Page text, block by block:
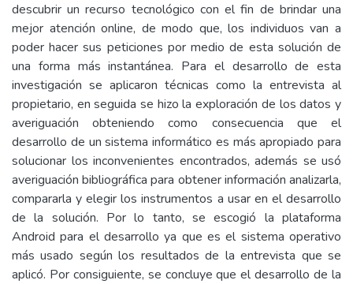
descubrir un recurso tecnológico con el fin de brindar una
mejor atención online, de modo que, los individuos van a
poder hacer sus peticiones por medio de esta solución de
una forma más instantánea. Para el desarrollo de esta
investigación se aplicaron técnicas como la entrevista al
propietario, en seguida se hizo la exploración de los datos y
averiguación obteniendo como consecuencia que el
desarrollo de un sistema informático es más apropiado para
solucionar los inconvenientes encontrados, además se usó
averiguación bibliográfica para obtener información analizarla,
compararla y elegir los instrumentos a usar en el desarrollo
de la solución. Por lo tanto, se escogió la plataforma
Android para el desarrollo ya que es el sistema operativo
más usado según los resultados de la entrevista que se
aplicó. Por consiguiente, se concluye que el desarrollo de la